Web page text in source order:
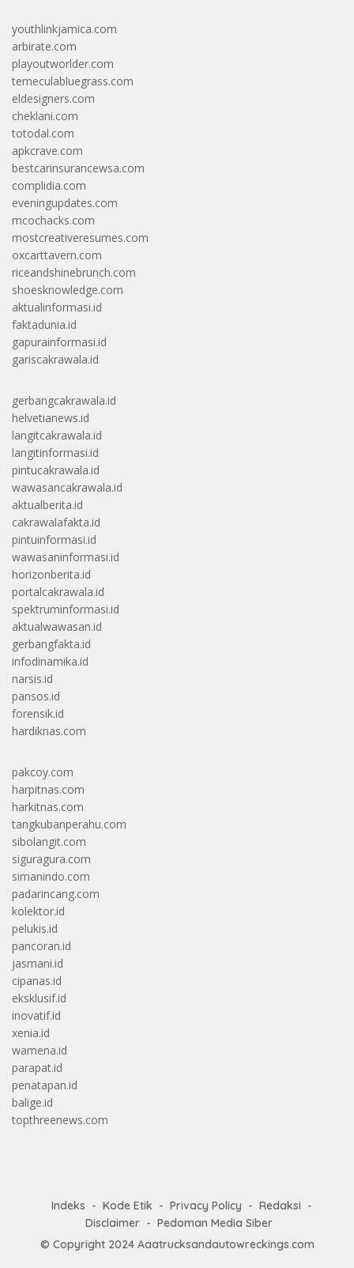
youthlinkjamica.com
arbirate.com
playoutworlder.com
temeculabluegrass.com
eldesigners.com
cheklani.com
totodal.com
apkcrave.com
bestcarinsurancewsa.com
complidia.com
eveningupdates.com
mcochacks.com
mostcreativeresumes.com
oxcarttavern.com
riceandshinebrunch.com
shoesknowledge.com
aktualinformasi.id
faktadunia.id
gapurainformasi.id
gariscakrawala.id
gerbangcakrawala.id
helvetianews.id
langitcakrawala.id
langitinformasi.id
pintucakrawala.id
wawasancakrawala.id
aktualberita.id
cakrawalafakta.id
pintuinformasi.id
wawasaninformasi.id
horizonberita.id
portalcakrawala.id
spektruminformasi.id
aktualwawasan.id
gerbangfakta.id
infodinamika.id
narsis.id
pansos.id
forensik.id
hardiknas.com
pakcoy.com
harpitnas.com
harkitnas.com
tangkubanperahu.com
sibolangit.com
siguragura.com
simanindo.com
padarincang.com
kolektor.id
pelukis.id
pancoran.id
jasmani.id
cipanas.id
eksklusif.id
inovatif.id
xenia.id
wamena.id
parapat.id
penatapan.id
balige.id
topthreenews.com
Indeks Kode Etik Privacy Policy
Redaksi
Disclaimer
Pedoman Media Siber
© Copyright 2024 Aaatrucksandautowreckings.com